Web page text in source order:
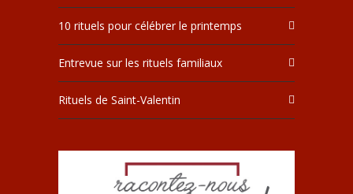
10 rituels pour célébrer le printemps
Entrevue sur les rituels familiaux
Rituels de Saint-Valentin